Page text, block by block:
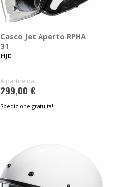
Casco Jet Aperto RPHA
31
HJC
A partire da
299,00 €
Spedizione gratuita!